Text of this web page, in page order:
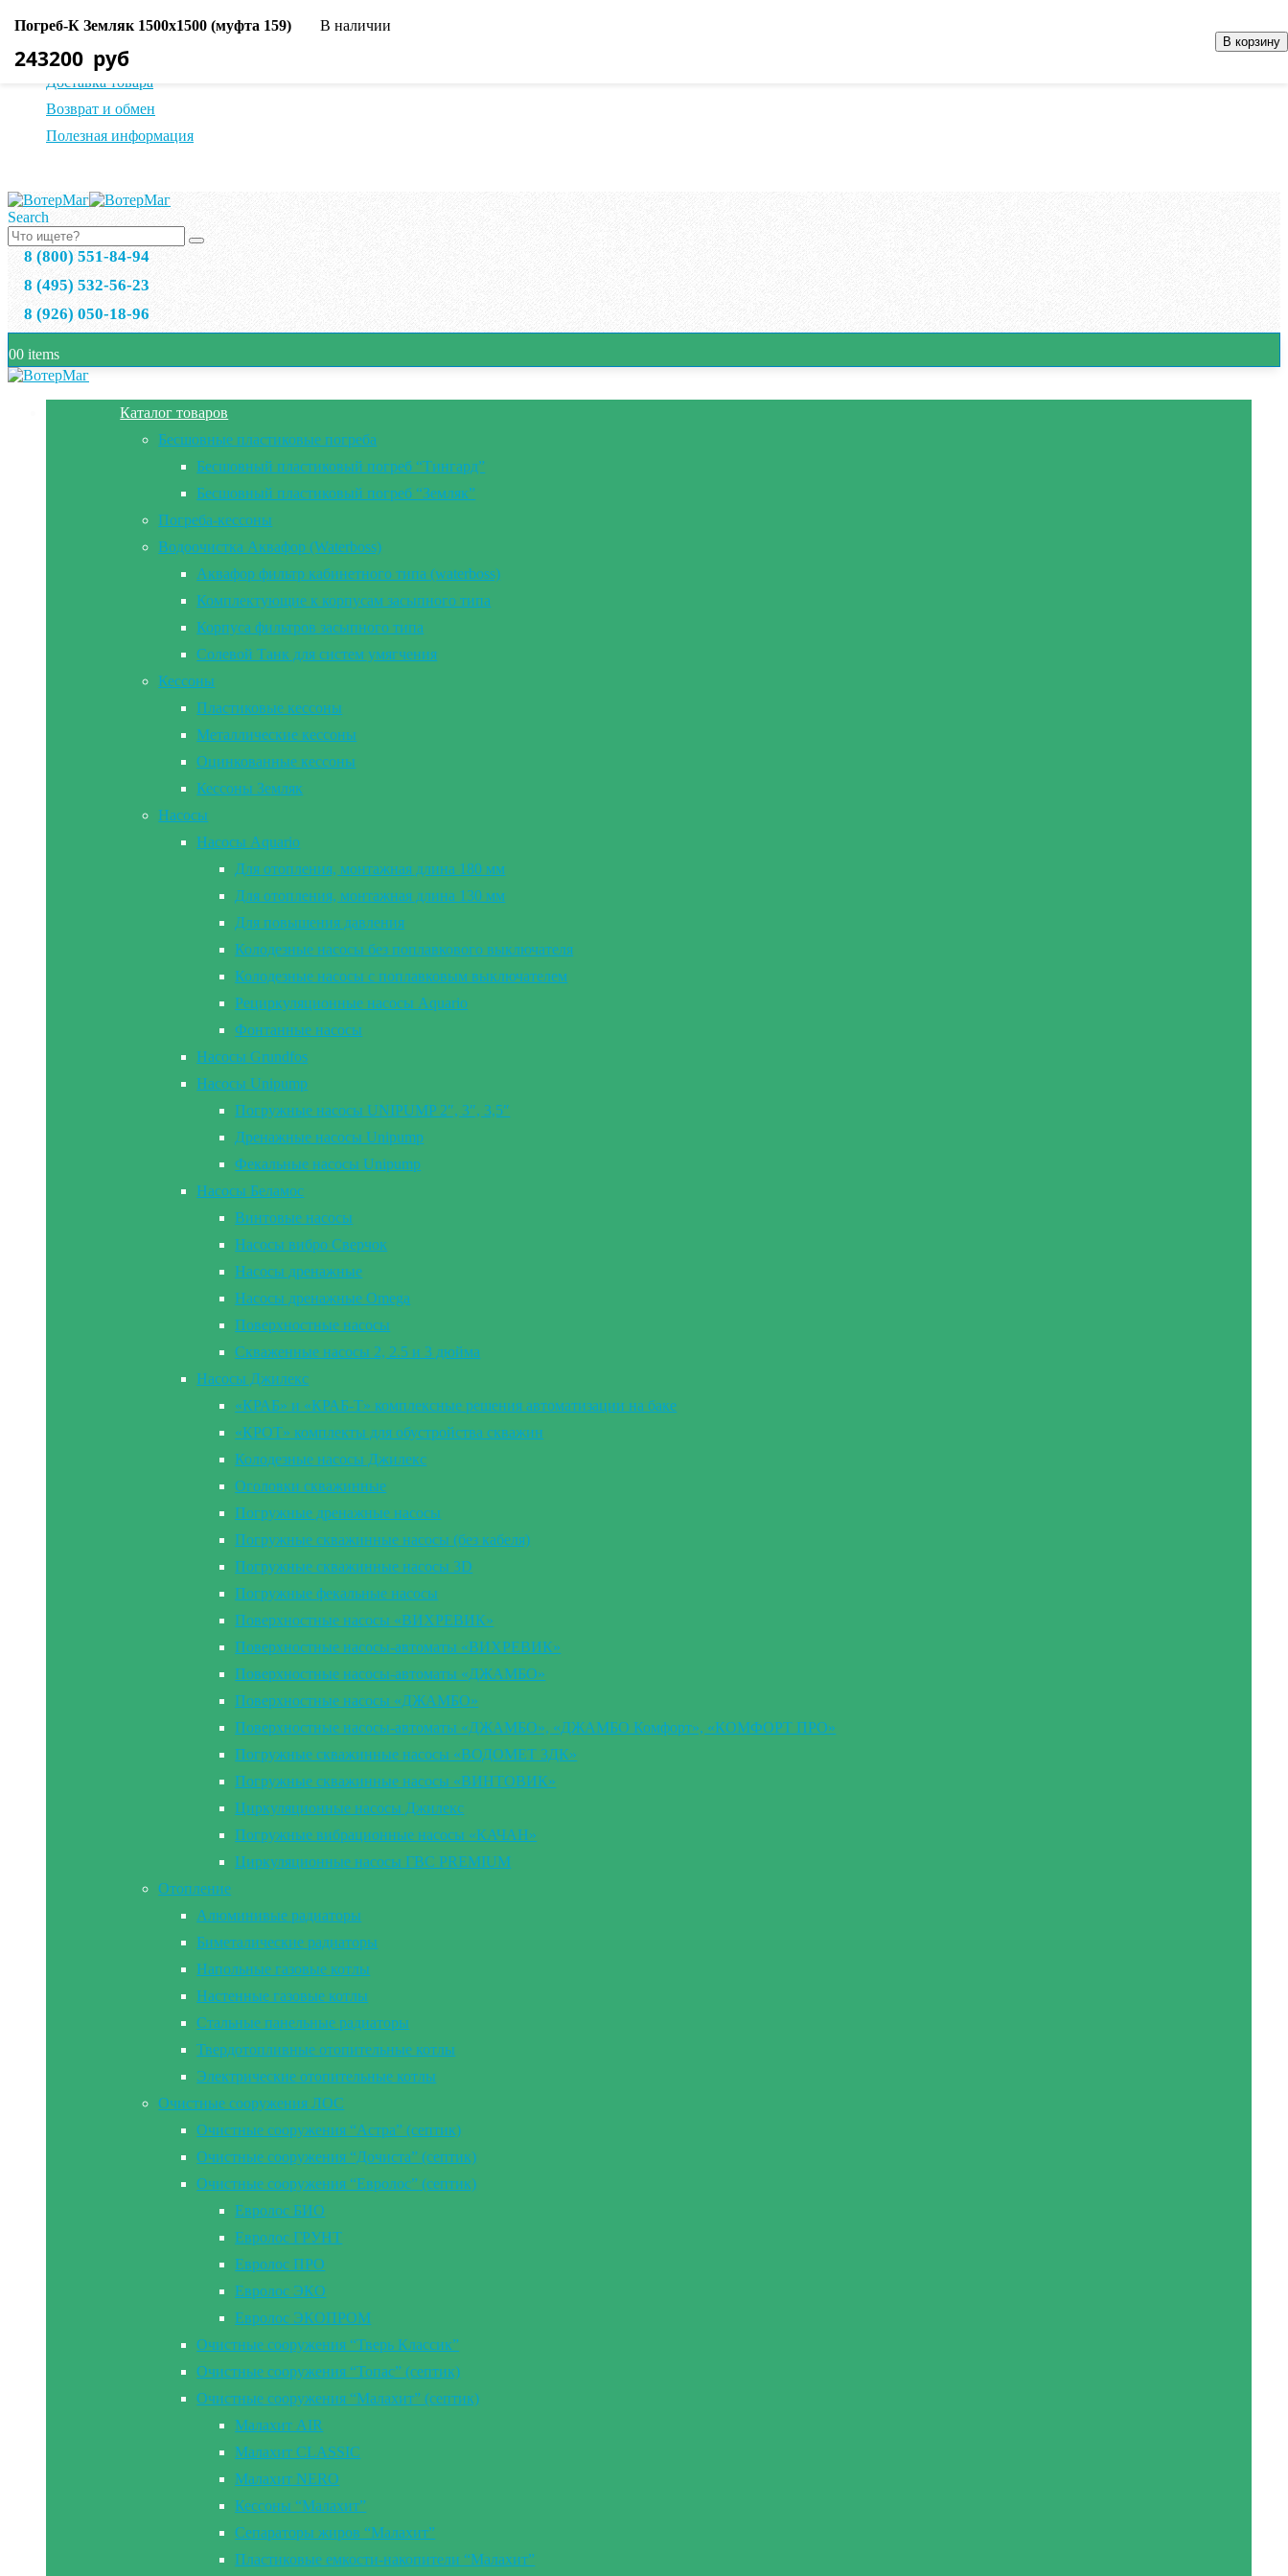
О нас
Оплата товара
Доставка товара
Возврат и обмен
Полезная информация
Search
8 (800) 551-84-94
8 (495) 532-56-23
8 (926) 050-18-96
00 items
Каталог товаров
Бесшовные пластиковые погреба
Бесшовный пластиковый погреб “Тингард”
Бесшовный пластиковый погреб “Земляк”
Погреба-кессоны
Водоочистка Аквафор (Waterboss)
Аквафор фильтр кабинетного типа (waterboss)
Комплектующие к корпусам засыпного типа
Корпуса фильтров засыпного типа
Солевой Танк для систем умягчения
Кессоны
Пластиковые кессоны
Металлические кессоны
Оцинкованные кессоны
Кессоны Земляк
Насосы
Насосы Aquario
Для отопления, монтажная длина 180 мм
Для отопления, монтажная длина 130 мм
Для повышения давления
Колодезные насосы без поплавкового выключателя
Колодезные насосы с поплавковым выключателем
Рециркуляционные насосы Aquario
Фонтанные насосы
Насосы Grundfos
Насосы Unipump
Погружные насосы UNIPUMP 2″, 3″, 3,5″
Дренажные насосы Unipump
Фекальные насосы Unipump
Насосы Беламос
Винтовые насосы
Насосы вибро Сверчок
Насосы дренажные
Насосы дренажные Omega
Поверхностные насосы
Скваженные насосы 2, 2.5 и 3 дюйма
Насосы Джилекс
«КРАБ» и «КРАБ-Т» комплексные решения автоматизации на баке
«КРОТ» комплекты для обустройства скважин
Колодезные насосы Джилекс
Оголовки скважинные
Погружные дренажные насосы
Погружные скважинные насосы (без кабеля)
Погружные скважинные насосы 3D
Погружные фекальные насосы
Поверхностные насосы «ВИХРЕВИК»
Поверхностные насосы-автоматы «ВИХРЕВИК»
Поверхностные насосы-автоматы «ДЖАМБО»
Поверхностные насосы «ДЖАМБО»
Поверхностные насосы-автоматы «ДЖАМБО», «ДЖАМБО Комфорт», «КОМФОРТ ПРО»
Погружные скважинные насосы «ВОДОМЕТ 3ДК»
Погружные скважинные насосы «ВИНТОВИК»
Циркуляционные насосы Джилекс
Погружные вибрационные насосы «КАЧАН»
Циркуляционные насосы ГВС PREMIUM
Отопление
Алюминивые радиаторы
Биметалические радиаторы
Напольные газовые котлы
Настенные газовые котлы
Стальные панельные радиаторы
Твердотопливные отопительные котлы
Электрические отопительные котлы
Очистные сооружения ЛОС
Очистные сооружения “Астра” (септик)
Очистные сооружения “Дочиста” (септик)
Очистные сооружения “Евролос” (септик)
Евролос БИО
Евролос ГРУНТ
Евролос ПРО
Евролос ЭКО
Евролос ЭКОПРОМ
Очистные сооружения “Тверь Классик”
Очистные сооружения “Топас” (септик)
Очистные сооружения “Малахит” (септик)
Малахит AIR
Малахит CLASSIC
Малахит NERO
Кессоны “Малахит”
Сепараторы жиров “Малахит”
Пластиковые емкости-накопители “Малахит”
Погреб-К Земляк 1500х1500 (муфта 159)
243200 руб
В наличии
В корзину